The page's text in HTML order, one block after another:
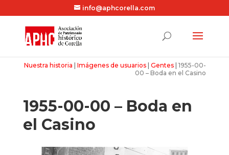
info@aphcorella.com
Nuestra historia |Imágenes de usuarios |Gentes |1955-00-
00 – Boda en el Casino
1955-00-00 – Boda en
el Casino